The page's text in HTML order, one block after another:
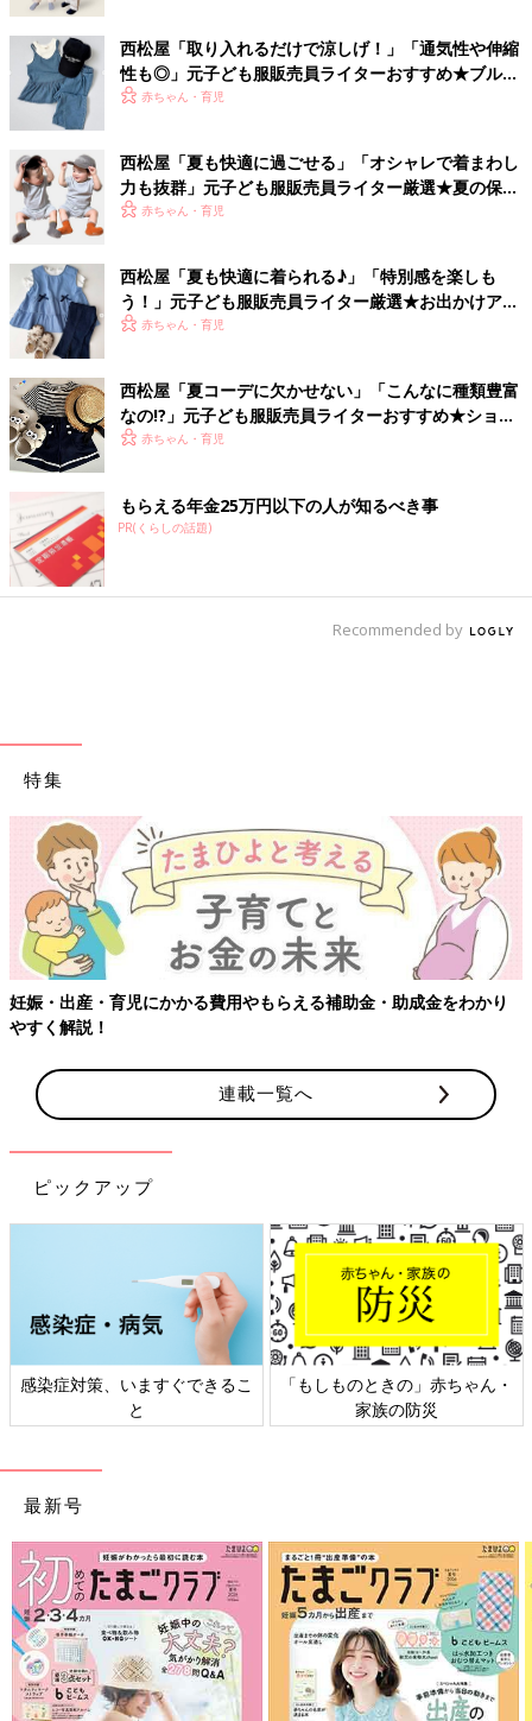
西松屋「取り入れるだけで涼しげ！」「通気性や伸縮
性も◎」元子ども服販売員ライターおすすめ★ブルー
アイテム5選
赤ちゃん・育児
西松屋「夏も快適に過ごせる」「オシャレで着まわし
力も抜群」元子ども服販売員ライター厳選★夏の保育
園着5選
赤ちゃん・育児
西松屋「夏も快適に着られる♪」「特別感を楽しも
う！」元子ども服販売員ライター厳選★お出かけアイ
テム5選
赤ちゃん・育児
西松屋「夏コーデに欠かせない」「こんなに種類豊富
なの!?」元子ども服販売員ライターおすすめ★ショー
トパンツ5選
赤ちゃん・育児
もらえる年金25万円以下の人が知るべき事
PR(くらしの話題)
Recommended by
特集
児にかかる費用やもらえる補助金・助成金をわかり 【ワクチン接
連載一覧へ
ピックアップ
染症対策、いますぐできるこ
「もしものときの」赤ちゃん・
家族の防災
最新号